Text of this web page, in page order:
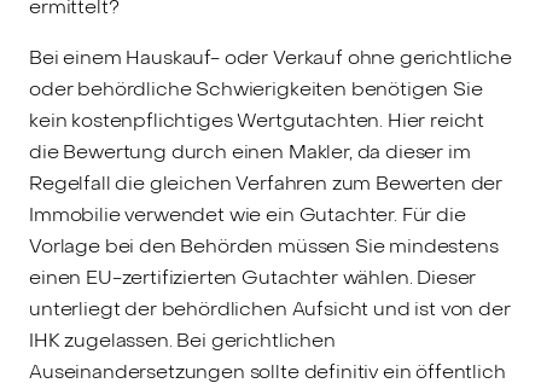
ermittelt?
Bei einem Hauskauf- oder Verkauf ohne gerichtliche
oder behördliche Schwierigkeiten benötigen Sie
kein kostenpflichtiges Wertgutachten. Hier reicht
die Bewertung durch einen Makler, da dieser im
Regelfall die gleichen Verfahren zum Bewerten der
Immobilie verwendet wie ein Gutachter. Für die
Vorlage bei den Behörden müssen Sie mindestens
einen EU-zertifizierten Gutachter wählen. Dieser
unterliegt der behördlichen Aufsicht und ist von der
IHK zugelassen. Bei gerichtlichen
Auseinandersetzungen sollte definitiv ein öffentlich